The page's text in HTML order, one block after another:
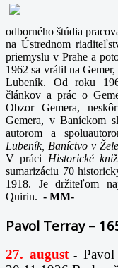
odborného štúdia
na Ústrednom
priemyslu v Prahe a
1962 sa vrátil na
Lubeník. Od roku
článkov a prác o
Obzor Gemera,
Gemera, v Baníckom
autorom a
Lubeník, Baníctvo v
V práci Historické
sumarizáciu 70
1918. Je držiteľom
Quirin. - MM-
Pavol Terray –
27. august- Pavol